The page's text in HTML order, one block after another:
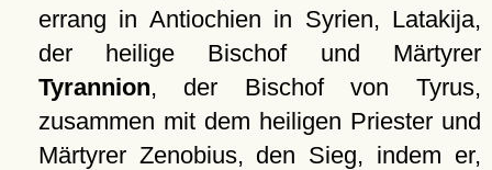
errang in Antiochien in Syrien, Latakija,
der heilige Bischof und Märtyrer
Tyrannion, der Bischof von Tyrus,
zusammen mit dem heiligen Priester und
Märtyrer Zenobius, den Sieg, indem er,